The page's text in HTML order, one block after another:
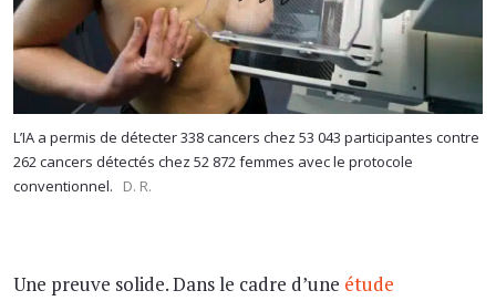
L’IA a permis de détecter 338 cancers chez 53 043 participantes contre
262 cancers détectés chez 52 872 femmes avec le protocole
conventionnel.
D. R.
Une preuve solide. Dans le cadre d’une étude